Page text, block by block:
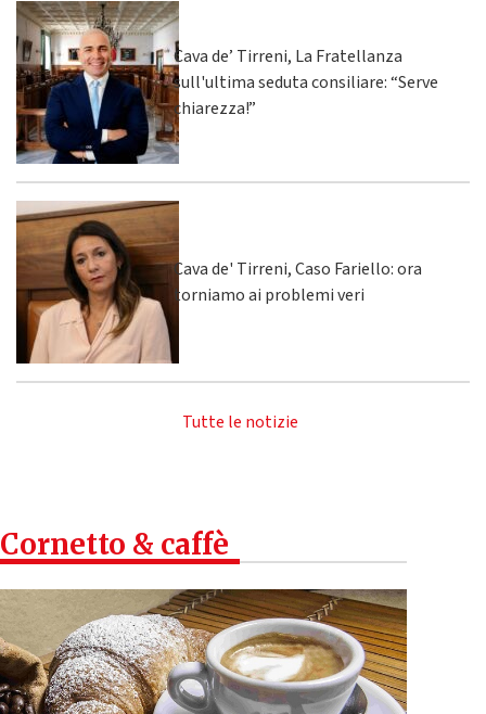
Cava de’ Tirreni, La Fratellanza
sull'ultima seduta consiliare: “Serve
chiarezza!”
Cava de' Tirreni, Caso Fariello: ora
torniamo ai problemi veri
Tutte le notizie
Cornetto & caffè